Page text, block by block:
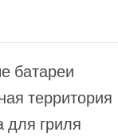
батареи
территория
гриля